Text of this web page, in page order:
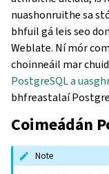
nuashonruithe sa
bhfuil gá leis seo
Weblate. Ní mór
choinneáil mar chuid
PostgreSQL a
bhfreastalaí
Coimeádán
Note